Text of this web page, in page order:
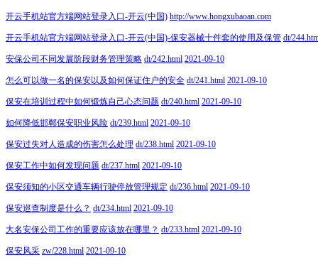
开云手机站官方端网站登录入口-开云(中国) http://www.hongxubaoan.com
开云手机站官方端网站登录入口-开云(中国)-保安器械十件套的使用及保管 dt/
安保公司不同发展阶段财务管理策略 dt/242.html 2021-09-10
怎么可以做一名的保安以及如何保证住户的安全 dt/241.html 2021-09-10
保安在培训过程中如何锻炼自己心态问题 dt/240.html 2021-09-10
如何降低邯郸保安职业风险 dt/239.html 2021-09-10
保安过失对人造成的伤害怎么处理 dt/238.html 2021-09-10
保安工作中如何发现问题 dt/237.html 2021-09-10
保安须知的小区交通车辆行驶停放管理规定 dt/236.html 2021-09-10
保安巡查制度是什么？ dt/234.html 2021-09-10
大名安保公司工作的重要应该放在哪里？ dt/233.html 2021-09-10
保安风采 zw/228.html 2021-09-10